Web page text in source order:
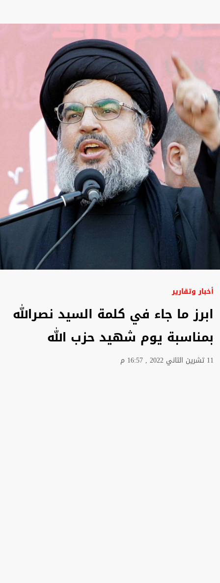
أخبار وتقارير
ابرز ما جاء في كلمة السيد نصرالله
بمناسبة يوم شهيد حزب الله
11 تشرين الثاني 2022 , 16:57 م